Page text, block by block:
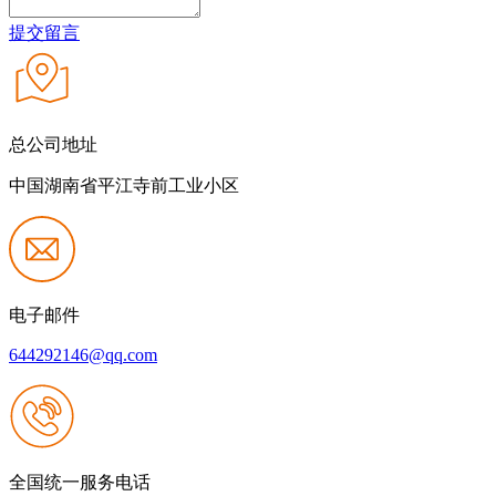
提交留言
总公司地址
中国湖南省平江寺前工业小区
电子邮件
644292146@qq.com
全国统一服务电话